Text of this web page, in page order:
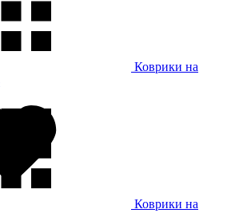
Коврики на
Коврики на